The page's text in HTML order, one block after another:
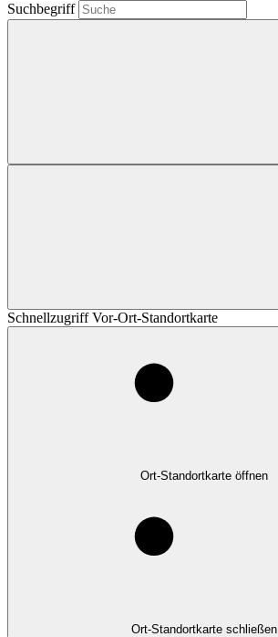
Suchbegriff
Schnellzugriff Vor-Ort-Standortkarte
Ort-Standortkarte öffnen
Ort-Standortkarte schließen